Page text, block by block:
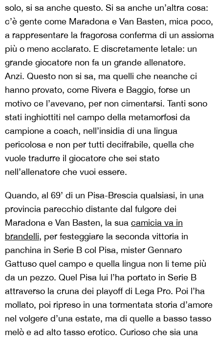
solo, si sa anche questo. Si sa anche un’altra cosa:
c’è gente come Maradona e Van Basten, mica poco,
a rappresentare la fragorosa conferma di un assioma
più o meno acclarato. E discretamente letale: un
grande giocatore non fa un grande allenatore.
Anzi. Questo non si sa, ma quelli che neanche ci
hanno provato, come Rivera e Baggio, forse un
motivo ce l’avevano, per non cimentarsi. Tanti sono
stati inghiottiti nel campo della metamorfosi da
campione a coach, nell’insidia di una lingua
pericolosa e non per tutti decifrabile, quella che
vuole tradurre il giocatore che sei stato
nell’allenatore che vuoi essere.
Quando, al 69’ di un Pisa-Brescia qualsiasi, in una
provincia parecchio distante dal fulgore dei
Maradona e Van Basten, la sua camicia va in
brandelli, per festeggiare la seconda vittoria in
panchina in Serie B col Pisa, mister Gennaro
Gattuso quel campo e quella lingua non li teme più
da un pezzo. Quel Pisa lui l’ha portato in Serie B
attraverso la cruna dei playoff di Lega Pro. Poi l’ha
mollato, poi ripreso in una tormentata storia d’amore
nel volgere d’una estate, ma di quelle a basso tasso
melò e ad alto tasso erotico. Curioso che sia una